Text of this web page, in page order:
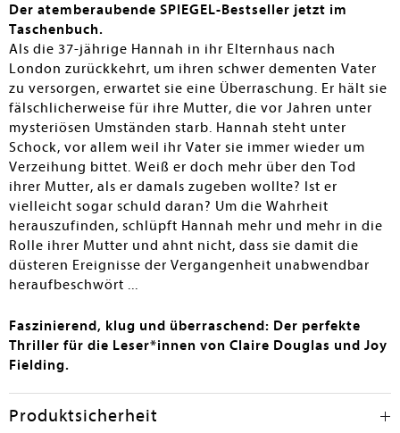
Der atemberaubende SPIEGEL-Bestseller jetzt im
Taschenbuch.
Als die 37-jährige Hannah in ihr Elternhaus nach
London zurückkehrt, um ihren schwer dementen Vater
zu versorgen, erwartet sie eine Überraschung. Er hält sie
fälschlicherweise für ihre Mutter, die vor Jahren unter
mysteriösen Umständen starb. Hannah steht unter
Schock, vor allem weil ihr Vater sie immer wieder um
Verzeihung bittet. Weiß er doch mehr über den Tod
ihrer Mutter, als er damals zugeben wollte? Ist er
vielleicht sogar schuld daran? Um die Wahrheit
herauszufinden, schlüpft Hannah mehr und mehr in die
Rolle ihrer Mutter und ahnt nicht, dass sie damit die
düsteren Ereignisse der Vergangenheit unabwendbar
heraufbeschwört ...
Faszinierend, klug und überraschend: Der perfekte
Thriller für die Leser*innen von Claire Douglas und Joy
Fielding.
Produktsicherheit